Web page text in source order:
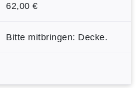
62,00 €
Bitte mitbringen: Decke.